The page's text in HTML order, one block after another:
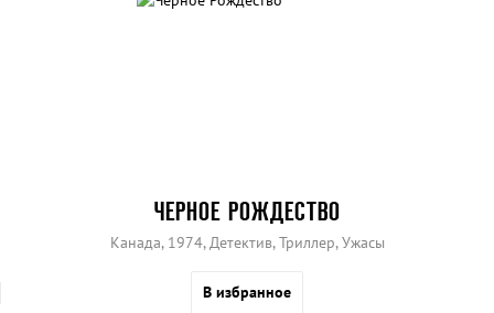
ЧЕРНОЕ РОЖДЕСТВО
Канада, 1974, Детектив, Триллер, Ужасы
В избранное